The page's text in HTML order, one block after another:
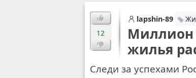
12
lapshin-89
Миллион
жилья
Следи за успехами Ро